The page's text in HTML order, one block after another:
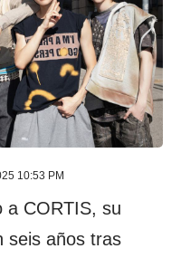
10:53 PM
a CORTIS, su
seis años tras